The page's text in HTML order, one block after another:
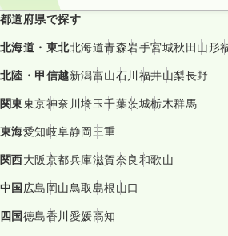
都道府県で探す
北海道・東北北海道青森岩手宮城秋田 山形
北陸・甲信越新潟富山石川 福井山梨長野
関東東京神奈川埼玉千葉茨城栃木群馬
東海愛知岐阜静岡三重
関西大阪京都兵庫滋賀奈良和歌山
中国 広島 岡山鳥取島根山口
四国徳島香川 愛媛高知